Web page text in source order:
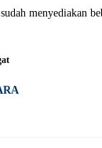
menyediakan